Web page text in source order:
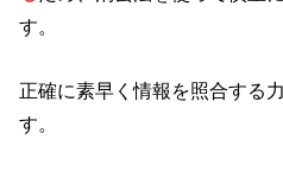
す。
正確に素早く情報を照合する
す。